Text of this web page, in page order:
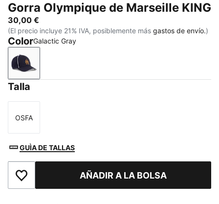
Gorra Olympique de Marseille KING
30,00 €
(El precio incluye 21% IVA, posiblemente más gastos de envío.)
ColorGalactic Gray
Galactic Gray
Talla
Talla
OSFA
GUÌA DE TALLAS
Añade a favoritosAÑADIR A LA BOLSA